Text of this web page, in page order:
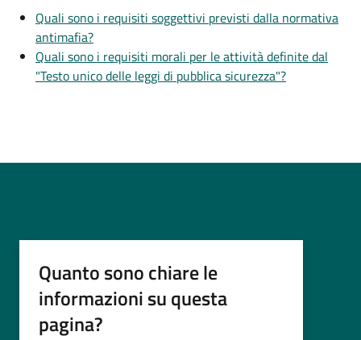
Quali sono i requisiti soggettivi previsti dalla normativa
antimafia?
Quali sono i requisiti morali per le attività definite dal
"Testo unico delle leggi di pubblica sicurezza"?
Quanto sono chiare le
informazioni su questa
pagina?